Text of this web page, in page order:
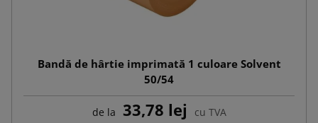
Bandă de hârtie imprimată 1 culoare Solvent
50/54
de la 33,78 lej cu TVA